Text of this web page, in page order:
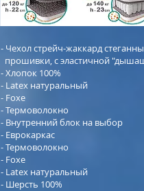
- Чехол стрейч-жаккард
прошивки, с эластичной
- Хлопок 100%
- Latex натуральный
- Foxe
- Термоволокно
- Внутренний блок на выбор
- Еврокаркас
- Термоволокно
- Foxe
- Latex натуральный
- Шерсть 100%